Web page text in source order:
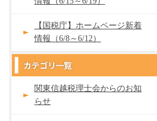
【国税庁】ホームページ新着
情報（6/8～6/12）
関東信越税理士会からのお知
らせ